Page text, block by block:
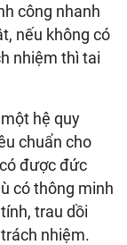
công nhanh
nếu không có
nhiệm thì tai
hệ quy
chuẩn cho
được đức
có thông minh
trau dồi
nhiệm.